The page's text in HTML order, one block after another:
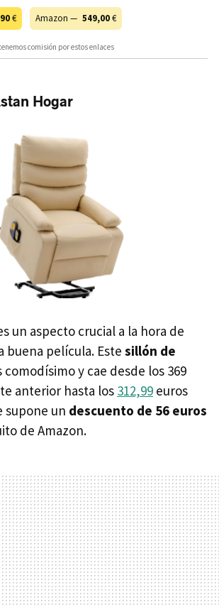
€ Amazon — 549,00€
comisión por estos enlaces
Hogar
un aspecto crucial a la hora de
buena película. Este sillón de
comodísimo y cae desde los 369
anterior hasta los 312,99 euros
supone un descuento de 56 euros
de Amazon.